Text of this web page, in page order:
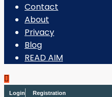
Contact
About
Privacy
Blog
READ AIM
Login Registration